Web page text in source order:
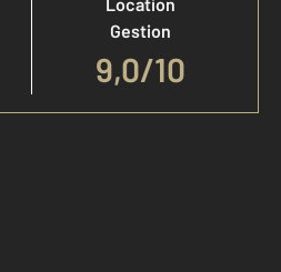
Gestion
9,0/10